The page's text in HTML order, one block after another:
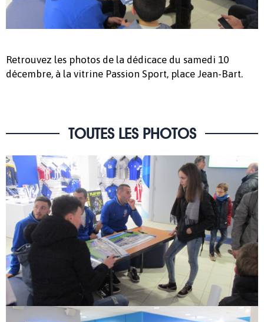
Retrouvez les photos de la dédicace du samedi 10
décembre, à la vitrine Passion Sport, place Jean-Bart.
TOUTES LES PHOTOS